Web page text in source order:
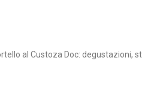
al Custoza Doc: degustazioni,